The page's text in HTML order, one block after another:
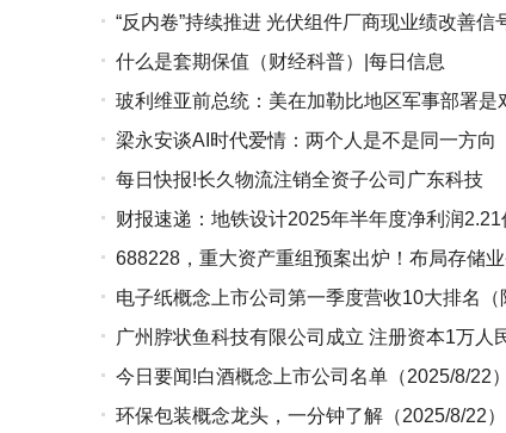
“反内卷”持续推进 光伏组件厂商现业绩改善信
什么是套期保值（财经科普）|每日信息
玻利维亚前总统：美在加勒比地区军事部署是
梁永安谈AI时代爱情：两个人是不是同一方向
每日快报!长久物流注销全资子公司广东科技
财报速递：地铁设计2025年半年度净利润2.21
688228，重大资产重组预案出炉！布局存储业
电子纸概念上市公司第一季度营收10大排名
广州脖状鱼科技有限公司成立 注册资本1万人
今日要闻!白酒概念上市公司名单（2025/8/22）
环保包装概念龙头，一分钟了解（2025/8/22